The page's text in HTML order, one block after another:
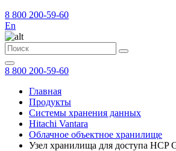
8 800 200-59-60
En
8 800 200-59-60
Главная
Продукты
Системы хранения данных
Hitachi Vantara
Облачное объектное хранилище
Узел хранилища для доступа HCP